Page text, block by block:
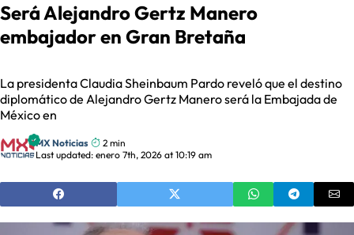
Será Alejandro Gertz Manero
embajador en Gran Bretaña
La presidenta Claudia Sheinbaum Pardo reveló que el destino
diplomático de Alejandro Gertz Manero será la Embajada de
México en
MX Noticias
2 min
Last updated: enero 7th, 2026 at 10:19 am